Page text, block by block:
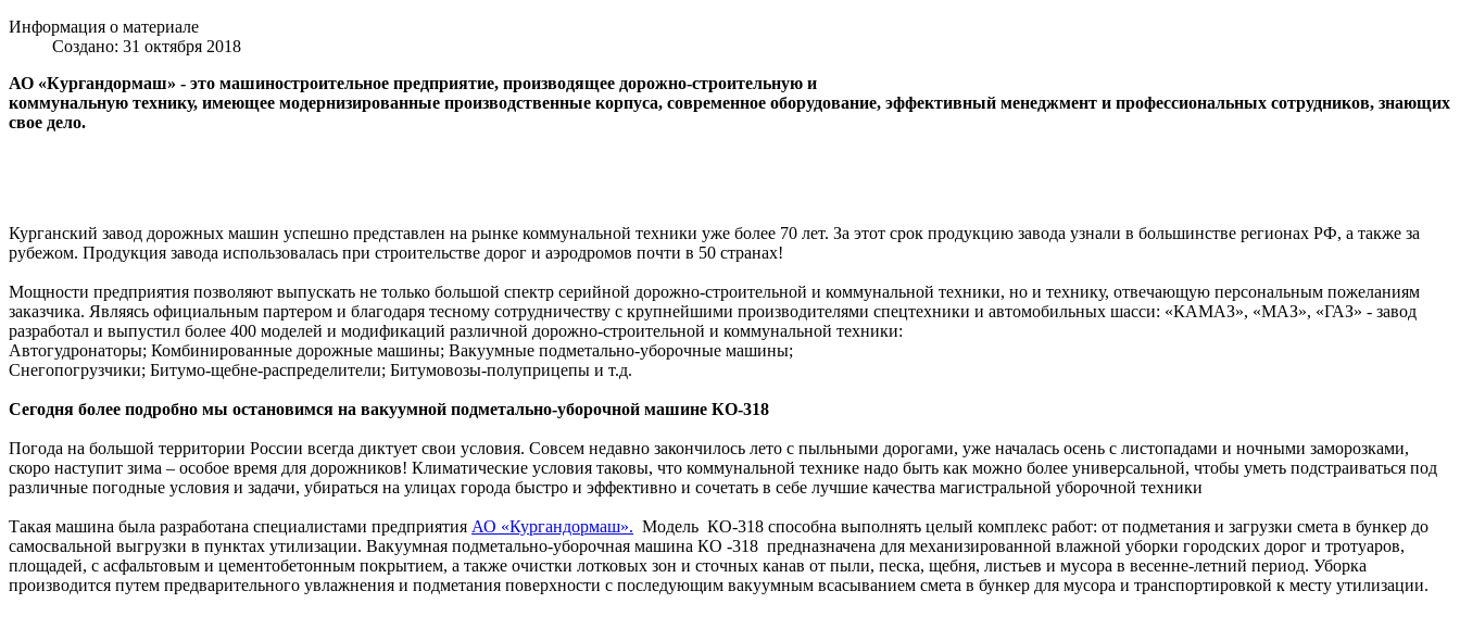
Информация о материале
Создано: 31 октября 2018
АО «Кургандормаш» - это машиностроительное предприятие, производящее дорожно-строительную и
коммунальную технику, имеющее модернизированные производственные корпуса, современное оборудование, эффективный менеджмент и профессиональных сотрудников, знающих
свое дело.
Курганский завод дорожных машин успешно представлен на рынке коммунальной техники уже более 70 лет. За этот срок продукцию завода узнали в большинстве регионах РФ, а также за
рубежом. Продукция завода использовалась при строительстве дорог и аэродромов почти в 50 странах!
Мощности предприятия позволяют выпускать не только большой спектр серийной дорожно-строительной и коммунальной техники, но и технику, отвечающую персональным пожеланиям
заказчика. Являясь официальным партером и благодаря тесному сотрудничеству с крупнейшими производителями спецтехники и автомобильных шасси: «КАМАЗ», «МАЗ», «ГАЗ» - завод
разработал и выпустил более 400 моделей и модификаций различной дорожно-строительной и коммунальной техники:
Автогудронаторы; Комбинированные дорожные машины; Вакуумные подметально-уборочные машины;
Снегопогрузчики; Битумо-щебне-распределители; Битумовозы-полуприцепы и т.д.
Сегодня более подробно мы остановимся на вакуумной подметально-уборочной машине КО-318
Погода на большой территории России всегда диктует свои условия. Совсем недавно закончилось лето с пыльными дорогами, уже началась осень с листопадами и ночными заморозками,
скоро наступит зима – особое время для дорожников! Климатические условия таковы, что коммунальной технике надо быть как можно более универсальной, чтобы уметь подстраиваться под
различные погодные условия и задачи, убираться на улицах города быстро и эффективно и сочетать в себе лучшие качества магистральной уборочной техники
Такая машина была разработана специалистами предприятия АО «Кургандормаш». Модель КО-318 способна выполнять целый комплекс работ: от подметания и загрузки смета в бункер до
самосвальной выгрузки в пунктах утилизации. Вакуумная подметально-уборочная машина КО -318 предназначена для механизированной влажной уборки городских дорог и тротуаров,
площадей, с асфальтовым и цементобетонным покрытием, а также очистки лотковых зон и сточных канав от пыли, песка, щебня, листьев и мусора в весенне-летний период. Уборка
производится путем предварительного увлажнения и подметания поверхности с последующим вакуумным всасыванием смета в бункер для мусора и транспортировкой к месту утилизации.